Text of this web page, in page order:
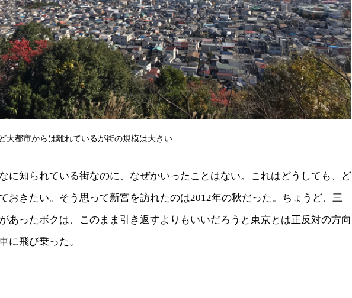
大都市からは離れているが街の規模は大きい
に知られている街なのに、なぜかいったことはない。これはどうしても、ど
おきたい。そう思って新宮を訪れたのは2012年の秋だった。ちょうど、三
あったボクは、このまま引き返すよりもいいだろうと東京とは正反対の方向
に飛び乗った。